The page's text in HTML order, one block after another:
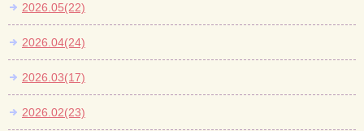
2026.05(22)
2026.04(24)
2026.03(17)
2026.02(23)